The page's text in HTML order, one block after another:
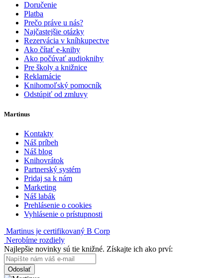
Doručenie
Platba
Prečo práve u nás?
Najčastejšie otázky
Rezervácia v kníhkupectve
Ako čítať e-knihy
Ako počúvať audioknihy
Pre školy a knižnice
Reklamácie
Knihomoľský pomocník
Odstúpiť od zmluvy
Martinus
Kontakty
Náš príbeh
Náš blog
Knihovrátok
Partnerský systém
Pridaj sa k nám
Marketing
Náš labák
Prehlásenie o cookies
Vyhlásenie o prístupnosti
Martinus je certifikovaný B Corp
Nerobíme rozdiely
Najlepšie novinky sú tie knižné. Získajte ich ako prví:
Odoslať